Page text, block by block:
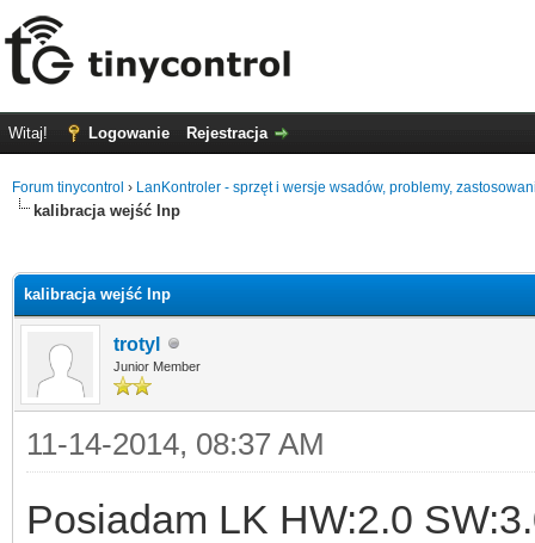
Witaj! Logowanie Rejestracja
Forum tinycontrol › LanKontroler - sprzęt i wersje wsadów, problemy,
kalibracja wejść Inp
kalibracja wejść Inp
trotyl
Junior Member
11-14-2014, 08:37 AM
Posiadam LK HW:2.0